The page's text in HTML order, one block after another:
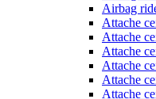
Airbag
Attache
Attache
Attache
Attache
Attache
Attache